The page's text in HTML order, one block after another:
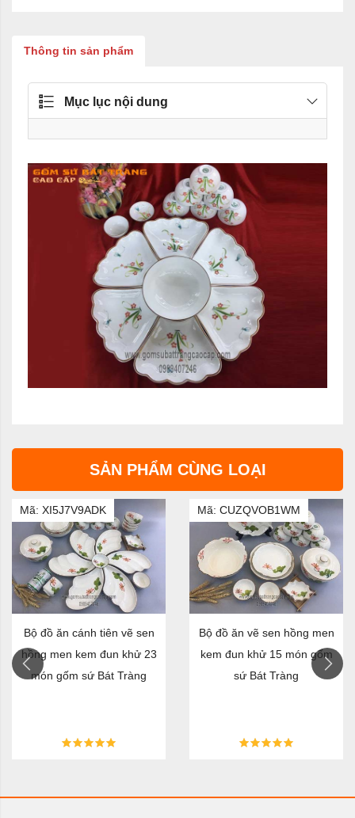
Thông tin sản phẩm
Mục lục nội dung
SẢN PHẨM CÙNG LOẠI
Mã: XI5J7V9ADK
Bộ đồ ăn cánh tiên vẽ sen
hồng men kem đun khử 23
món gốm sứ Bát Tràng
Mã: CUZQVOB1WM
Bộ đồ ăn vẽ sen hồng men
kem đun khử 15 món gốm
sứ Bát Tràng